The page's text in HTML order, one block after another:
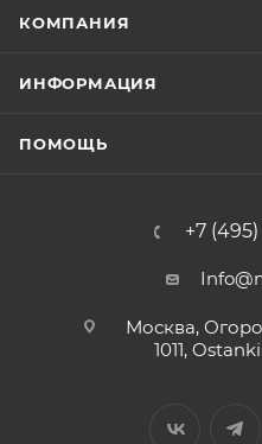
КОМПАНИЯ
ИНФОРМАЦИЯ
ПОМОЩЬ
+7
Москва,
1011,